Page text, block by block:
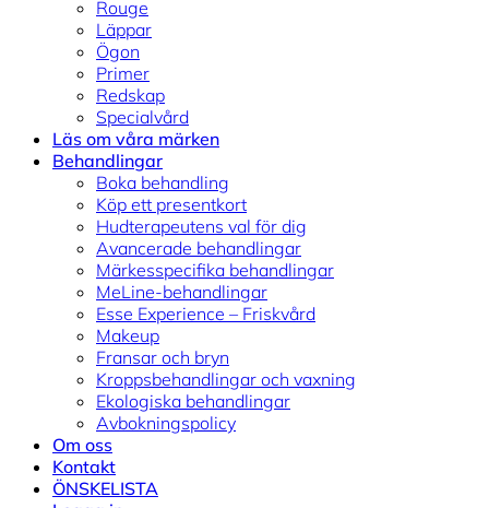
Rouge
Läppar
Ögon
Primer
Redskap
Specialvård
Läs om våra märken
Behandlingar
Boka behandling
Köp ett presentkort
Hudterapeutens val för dig
Avancerade behandlingar
Märkesspecifika behandlingar
MeLine-behandlingar
Esse Experience – Friskvård
Makeup
Fransar och bryn
Kroppsbehandlingar och vaxning
Ekologiska behandlingar
Avbokningspolicy
Om oss
Kontakt
ÖNSKELISTA